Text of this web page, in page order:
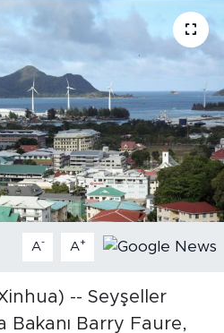
A- A+
-- Seyşeller
Bakanı Barry Faure,